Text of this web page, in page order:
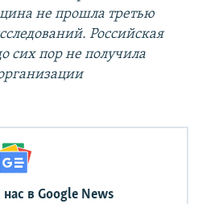
не прошла третью
Российская
сих пор не получила
в Google News